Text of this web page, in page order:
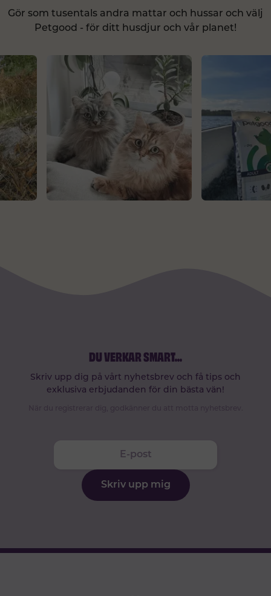
Gör som tusentals andra mattar och hussar och välj
Petgood - för ditt husdjur och vår planet!
DU VERKAR SMART...
Skriv upp dig på vårt nyhetsbrev och få tips och
exklusiva erbjudanden för din bästa vän!
Skriv upp mig